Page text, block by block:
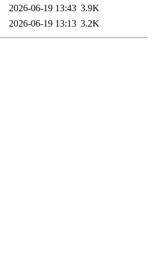
2026-06-19 13:43 3.9K
2026-06-19 13:13 3.2K